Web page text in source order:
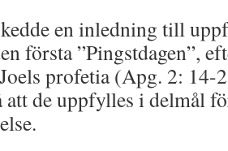
en inledning till
första ”Pingstdagen”,
profetia (Apg. 2: 14-
att de uppfylles i delmål